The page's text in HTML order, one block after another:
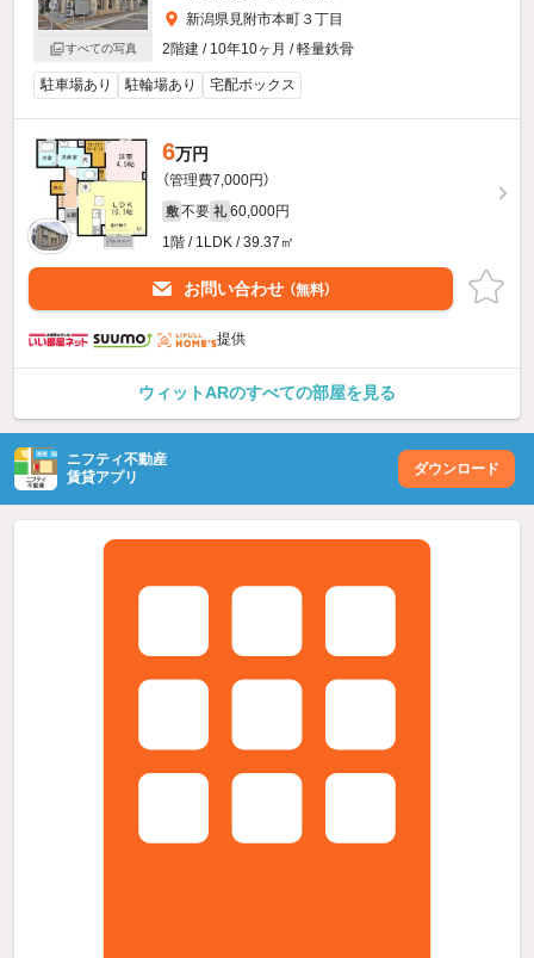
すべての写真
新潟県見附市本町３丁目
2階建 / 10年10ヶ月 / 軽量鉄骨
駐車場あり 駐輪場あり 宅配ボックス
6万円
（管理費7,000円）
敷 不要 礼 60,000円
1階 / 1LDK / 39.37㎡
お問い合わせ （無料）
提供
ウィットARのすべての部屋を見る
ニフティ不動産
賃貸アプリ
ダウンロード